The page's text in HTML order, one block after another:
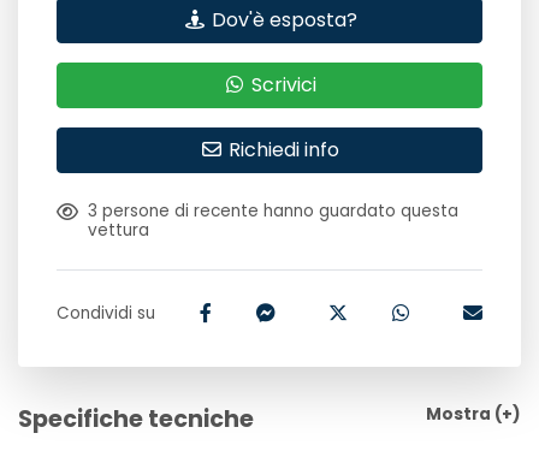
Dov'è esposta?
Scrivici
Richiedi info
3 persone di recente hanno guardato questa
vettura
Condividi su
Specifiche tecniche Mostra (+)